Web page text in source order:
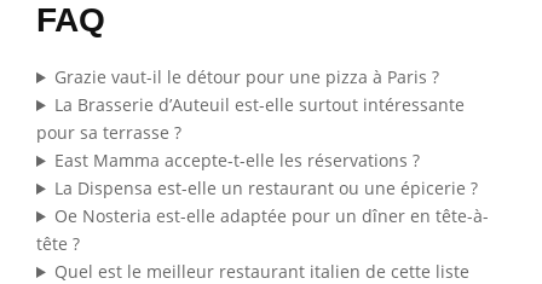
FAQ
Grazie vaut-il le détour pour une pizza à Paris ?
La Brasserie d’Auteuil est-elle surtout intéressante
pour sa terrasse ?
East Mamma accepte-t-elle les réservations ?
La Dispensa est-elle un restaurant ou une épicerie ?
Oe Nosteria est-elle adaptée pour un dîner en tête-à-
tête ?
Quel est le meilleur restaurant italien de cette liste